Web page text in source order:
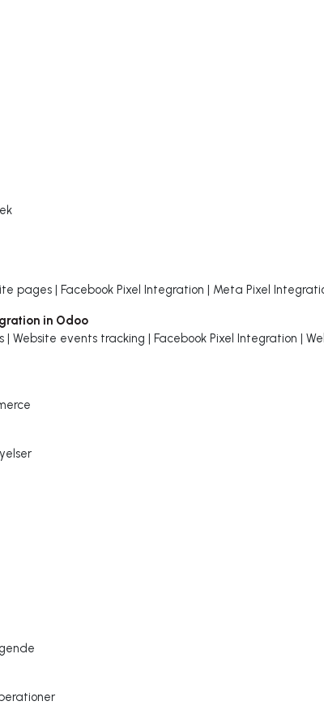
pages | Facebook Pixel Integration | Meta Pixel
in Odoo
| Website events tracking | Facebook Pixel Integration |